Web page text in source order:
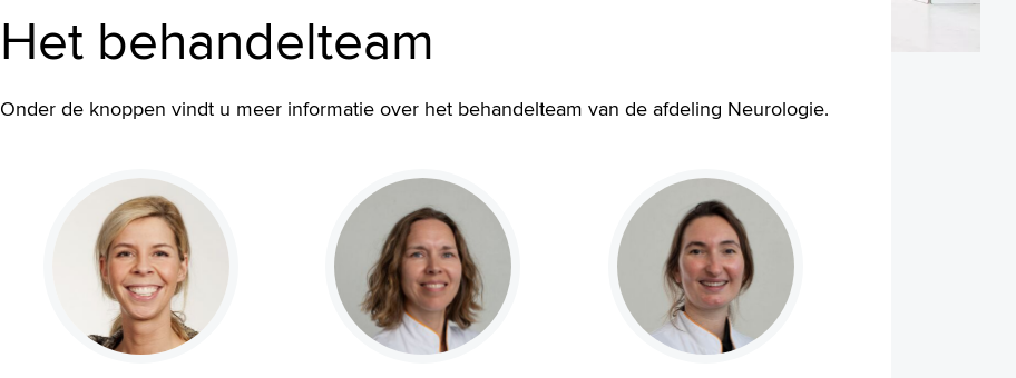
Het behandelteam
Onder de knoppen vindt u meer informatie over het behandelteam van de afdeling Neurologie.